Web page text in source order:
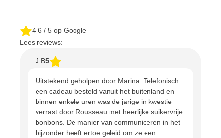
4,6 / 5 op Google
Lees reviews:
J B5
Uitstekend geholpen door Marina. Telefonisch
een cadeau besteld vanuit het buitenland en
binnen enkele uren was de jarige in kwestie
verrast door Rousseau met heerlijke suikervrije
bonbons. De manier van communiceren in het
bijzonder heeft ertoe geleid om ze een